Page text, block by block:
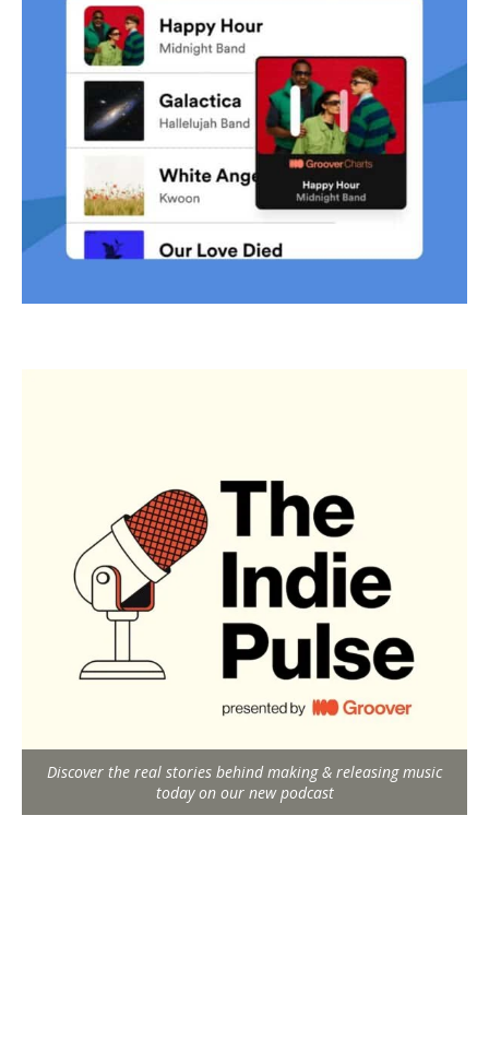
Discover the real stories behind making & releasing music
today on our new podcast